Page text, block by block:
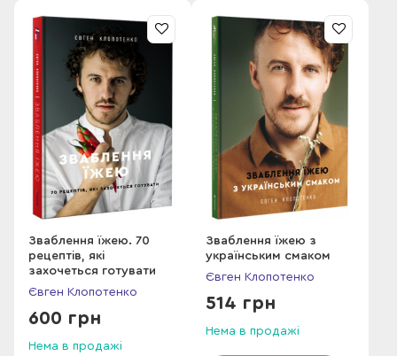
року.
За
Зваблення їжею. 70
рецептів, які
захочеться готувати
Євген Клопотенко
600 грн
Нема в продажі
Зваблення їжею з
українським смаком
Євген Клопотенко
514 грн
Нема в продажі